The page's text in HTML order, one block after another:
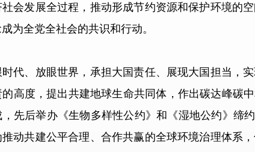
会发展全过程，推动形成节约资源和保护环境的
为全党全社会的共识和行动。
、放眼世界，承担大国责任、展现大国担当，
的高度，提出共建地球生命共同体，作出碳达峰碳
先后举办《生物多样性公约》和《湿地公约》缔
动共建公平合理、合作共赢的全球环境治理体系